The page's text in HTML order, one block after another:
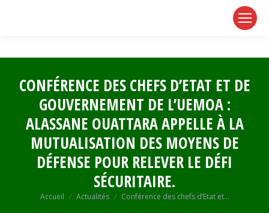
CONFÉRENCE DES CHEFS D’ETAT ET DE
GOUVERNEMENT DE L’UEMOA :
ALASSANE OUATTARA APPELLE À LA
MUTUALISATION DES MOYENS DE
DÉFENSE POUR RELEVER LE DÉFI
SÉCURITAIRE.
Vous êtes ici :
Accueil Actualités Conférence des chefs d’Etat et…